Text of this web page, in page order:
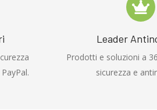
Leader
Prodotti e soluzioni a
sicurezza e